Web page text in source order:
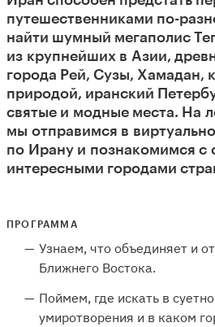
путешественниками по-
найти шумный мегаполис
из крупнейших в Азии,
города Рей, Сузы, Хамадан,
природой, иранский
святые и модные места. На
мы отправимся в
по Ирану и познакомимся с
интересными городами
ПРОГРАММА
Узнаем, что объединяет и
Ближнего Востока.
Поймем, где искать в
умиротворения и в каком